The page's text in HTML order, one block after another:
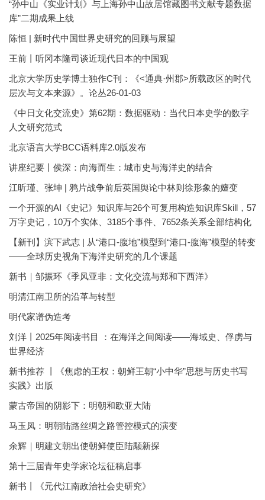
“孙中山《实业计划》与上海孙中山故居馆藏图书文献专题数据
库”二期成果上线
陈恒 | 新时代中国世界史研究的回顾与展望
王前丨听冈本隆司谈近现代日本的中国观
北京大学历史学博士独作C刊：《<通典·州郡>所载政区的时代
层次与文本来源》。论丛26-01-03
《中日文化交流史》第62期：数据驱动：当代日本史学的数字
人文研究范式
北京语言大学BCC语料库2.0版发布
讲座纪要丨侯深：向海而生：城市史与海洋史的结合
江昕瑾、张坤 | 鸦片战争前后英国舆论中林则徐形象的嬗变
一个开源的AI《史记》知识库与26个可复用构造知识库Skill，57
万字史记，10万个实体、3185个事件、7652条关系全部结构化
【新刊】滨下武志 | 从“港口-腹地”模型到“港口-腹海”模型的转变
——全球历史视角下海洋史研究的几个课题
新书｜邹振环《季风亚非：文化交流与郑和下西洋》
明清江南卫所的沿革与转型
明代家谱伪造考
刘洋丨2025年阅读书目 ：在海洋之间阅读——海域史、俘虏与
世界经济
新书推荐 丨《焦虑的王权：朝鲜王朝“小中华”思想与历史书写
实践》出版
蒙古帝国的阴影下：明朝和欧亚大陆
马玉凤：明朝陆路丝绸之路管控模式的演变
余辉｜明建文朝出使朝鲜使臣陆颙新探
第十三届青年史学家论坛征稿启事
新书丨《元代江南政治社会史研究》